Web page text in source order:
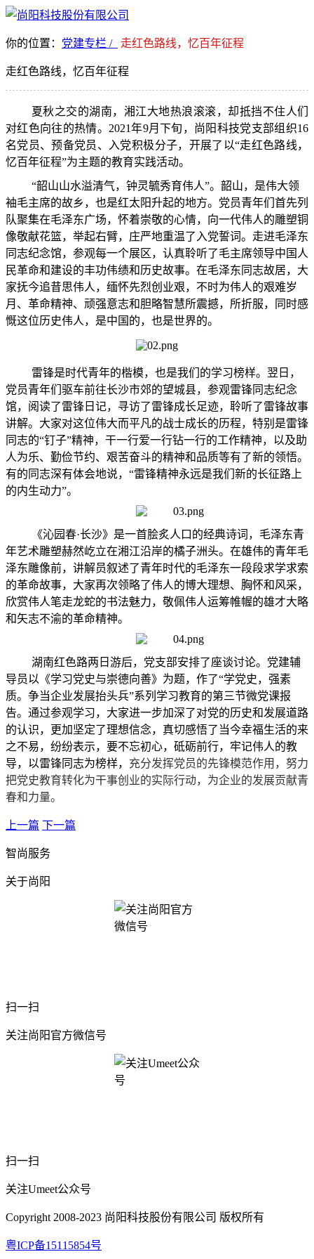
你的位置： 党建专栏 / 走红色路线，忆百年征程
走红色路线，忆百年征程
夏秋之交的湖南，湘江大地热浪滚滚，却抵挡不住人们
对红色向往的热情。2021年9月下旬，尚阳科技党支部组织16
名党员、预备党员、入党积极分子，开展了以“走红色路线，
忆百年征程”为主题的教育实践活动。
“韶山山水溢清气，钟灵毓秀育伟人”。韶山，是伟大领
袖毛主席的故乡，也是红太阳升起的地方。党员青年们首先列
队聚集在毛泽东广场，怀着崇敬的心情，向一代伟人的雕塑铜
像敬献花篮，举起右臂，庄严地重温了入党誓词。走进毛泽东
同志纪念馆，参观每一个展区，认真聆听了毛主席领导中国人
民革命和建设的丰功伟绩和历史故事。在毛泽东同志故居，大
家抚今追昔思伟人，缅怀先烈创业艰，不时为伟人的艰难岁
月、革命精神、顽强意志和胆略智慧所震撼，所折服，同时感
慨这位历史伟人，是中国的，也是世界的。
雷锋是时代青年的楷模，也是我们的学习榜样。翌日，
党员青年们驱车前往长沙市郊的望城县，参观雷锋同志纪念
馆，阅读了雷锋日记，寻访了雷锋成长足迹，聆听了雷锋故事
讲解。大家对这位伟大而平凡的战士成长的历程，特别是雷锋
同志的“钉子”精神，干一行爱一行钻一行的工作精神，以及助
人为乐、勤俭节约、艰苦奋斗的精神和品质等有了新的领悟。
有的同志深有体会地说，“雷锋精神永远是我们新的长征路上
的内生动力”。
《沁园春·长沙》是一首脍炙人口的经典诗词， 毛泽东青
年艺术雕塑赫然屹立在湘江沿岸的橘子洲头。在雄伟的青年毛
泽东雕像前，讲解员叙述了青年时代的毛泽东一段段求学求索
的革命故事，大家再次领略了伟人的博大理想、胸怀和风采，
欣赏伟人笔走龙蛇的书法魅力，敬佩伟人运筹帷幄的雄才大略
和矢志不渝的革命精神。
湖南红色路两日游后，党支部安排了座谈讨论。党建辅
导员以《学习党史与崇德向善》为题，作了“学党史，强素
质。争当企业发展抬头兵”系列学习教育的第三节微党课报
告。通过参观学习，大家进一步加深了对党的历史和发展道路
的认识，更加坚定了理想信念，真切感悟了当今幸福生活的来
之不易，纷纷表示，要不忘初心，砥砺前行，牢记伟人的教
导，以雷锋同志为榜样， 充分发挥党员的先锋模范作用，努力
把党史教育转化为干事创业的实际行动，为企业的发展贡献青
春和力量。
上一篇 下一篇
智尚服务
关于尚阳
扫一扫
关注尚阳官方微信号
扫一扫
关注Umeet公众号
Copyright 2008-2023 尚阳科技股份有限公司 版权所有
粤ICP备15115854号